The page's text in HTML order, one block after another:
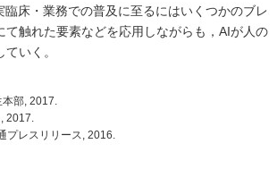
床・業務での普及に至るにはいくつかのブレ
触れた要素などを応用しながらも，AIが人の
いく。
部, 2017.
2017.
プレスリリース, 2016.